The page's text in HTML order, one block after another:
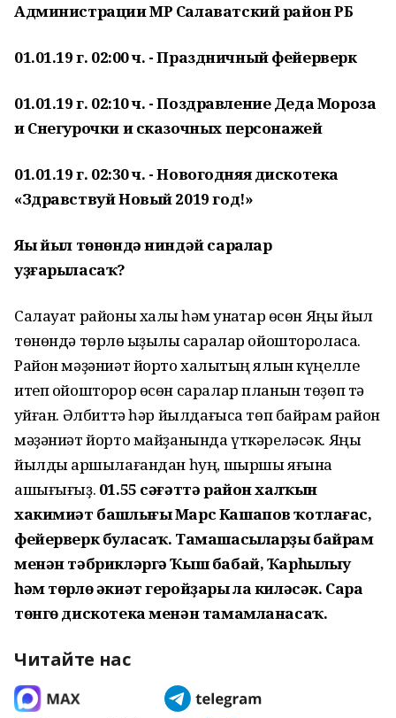
Администрации МР Салаватский район РБ
01.01.19 г. 02:00 ч. - Праздничный фейерверк
01.01.19 г. 02:10 ч. - Поздравление Деда Мороза
и Снегурочки и сказочных персонажей
01.01.19 г. 02:30 ч. - Новогодняя дискотека
«Здравствуй Новый 2019 год!»
Яңы йыл төнөндә ниндәй саралар
уҙғарыласаҡ?
Салауат районы халҡы һәм ҡунаҡтар өсөн Яңы йыл
төнөндә төрлө ҡыҙыҡлы саралар ойоштороласаҡ.
Район мәҙәниәт йорто халыҡтың ялын күңелле
итеп ойошторор өсөн саралар планын төҙөп тә
ҡуйған. Әлбиттә һәр йылдағыса төп байрам район
мәҙәниәт йорто майҙанында үткәреләсәк. Яңы
йылды ҡаршылағандан һуң, шыршы яғына
ашығығыҙ. 01.55 сәғәттә район халҡын
хакимиәт башлығы Марс Кашапов ҡотлағас,
фейерверк буласаҡ. Тамашасыларҙы байрам
менән тәбрикләргә Ҡыш бабай, Ҡарһылыу
һәм төрлө әкиәт геройҙары ла киләсәк. Сара
төнгө дискотека менән тамамланасаҡ.
Читайте нас